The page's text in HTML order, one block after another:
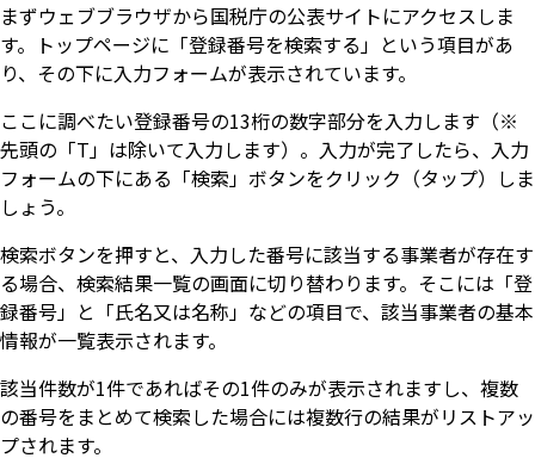
まずウェブブラウザから国税庁の公表サイトにアクセスしま
す。トップページに「登録番号を検索する」という項目があ
り、その下に入力フォームが表示されています。
ここに調べたい登録番号の13桁の数字部分を入力します（※
先頭の「T」は除いて入力します）。入力が完了したら、入力
フォームの下にある「検索」ボタンをクリック（タップ）しま
しょう。
検索ボタンを押すと、入力した番号に該当する事業者が存在す
る場合、検索結果一覧の画面に切り替わります。そこには「登
録番号」と「氏名又は名称」などの項目で、該当事業者の基本
情報が一覧表示されます。
該当件数が1件であればその1件のみが表示されますし、複数
の番号をまとめて検索した場合には複数行の結果がリストアッ
プされます。